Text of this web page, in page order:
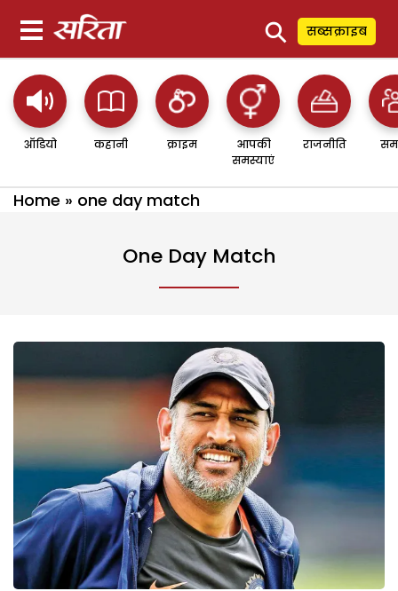
⚲ सब्सक्राइब
ऑडियो कहानी क्राइम
आपकी
समस्याएं
राजनीति
Home » one day match
One Day Match